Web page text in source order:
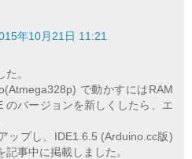
年10月21日 11:21
。
で動かすにはRAM
のバージョンを新しくしたら、エ
ップし、IDE1.6.5 (Arduino.cc版)
事中に掲載しました。